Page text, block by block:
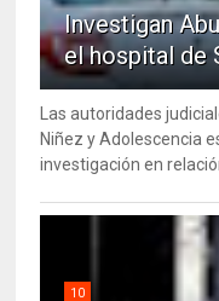
Investigan
el hospital de
Las autoridades
Niñez y Adolescencia
investigación en
10